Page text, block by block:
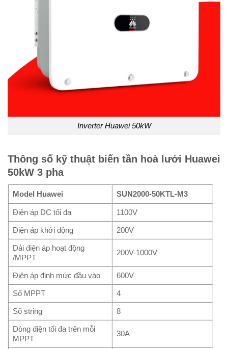
Inverter Huawei 50kW
Thông số kỹ thuật biến tần hoà lưới Huawei
50kW 3 pha
Model Huawei SUN2000-50KTL-M3
Điện áp DC tối đa 1100V
Điện áp khởi động 200V
Dải điện áp hoạt động
/MPPT
200V-1000V
Điện áp định mức đầu vào 600V
Số MPPT 4
Số string 8
Dòng điện tối đa trên mỗi
MPPT
30A